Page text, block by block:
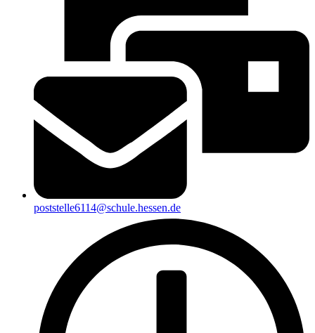
poststelle6114@schule.hessen.de